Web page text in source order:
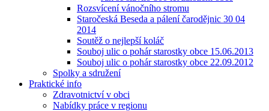
Rozsvícení vánočního stromu
Staročeská Beseda a pálení čarodějnic 30 04
2014
Soutěž o nejlepší koláč
Souboj ulic o pohár starostky obce 15.06.2013
Souboj ulic o pohár starostky obce 22.09.2012
Spolky a sdružení
Praktické info
Zdravotnictví v obci
Nabídky práce v regionu